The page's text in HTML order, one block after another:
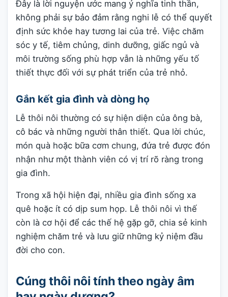
Đây là lời nguyện ước mang ý nghĩa tinh thần,
không phải sự bảo đảm rằng nghi lễ có thể quyết
định sức khỏe hay tương lai của trẻ. Việc chăm
sóc y tế, tiêm chủng, dinh dưỡng, giấc ngủ và
môi trường sống phù hợp vẫn là những yếu tố
thiết thực đối với sự phát triển của trẻ nhỏ.
Gắn kết gia đình và dòng họ
Lễ thôi nôi thường có sự hiện diện của ông bà,
cô bác và những người thân thiết. Qua lời chúc,
món quà hoặc bữa cơm chung, đứa trẻ được đón
nhận như một thành viên có vị trí rõ ràng trong
gia đình.
Trong xã hội hiện đại, nhiều gia đình sống xa
quê hoặc ít có dịp sum họp. Lễ thôi nôi vì thế
còn là cơ hội để các thế hệ gặp gỡ, chia sẻ kinh
nghiệm chăm trẻ và lưu giữ những kỷ niệm đầu
đời cho con.
Cúng thôi nôi tính theo ngày âm